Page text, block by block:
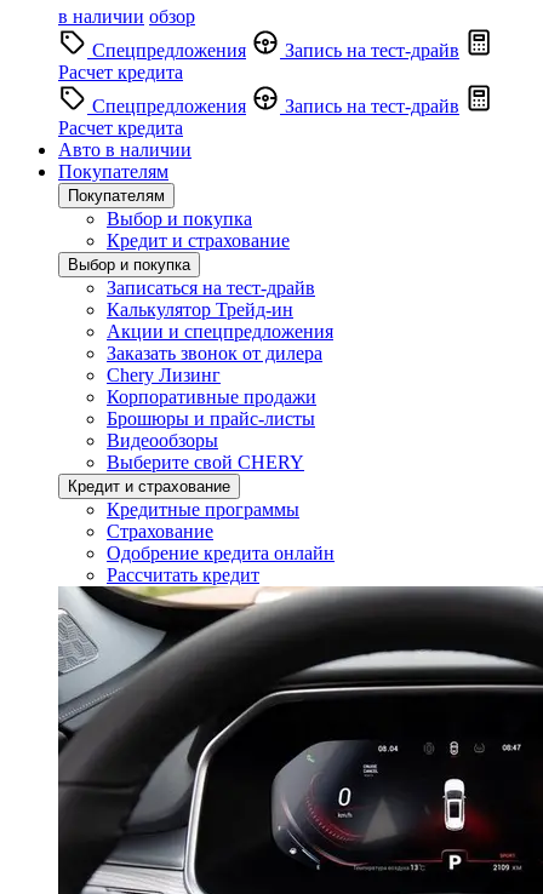
в наличии обзор
Спецпредложения
Запись на тест-драйв
Расчет кредита
Спецпредложения
Запись на тест-драйв
Расчет кредита
Авто в наличии
Покупателям
Покупателям
Выбор и покупка
Кредит и страхование
Выбор и покупка
Записаться на тест-драйв
Калькулятор Трейд-ин
Акции и спецпредложения
Заказать звонок от дилера
Chery Лизинг
Корпоративные продажи
Брошюры и прайс-листы
Видеообзоры
Выберите свой CHERY
Кредит и страхование
Кредитные программы
Страхование
Одобрение кредита онлайн
Рассчитать кредит